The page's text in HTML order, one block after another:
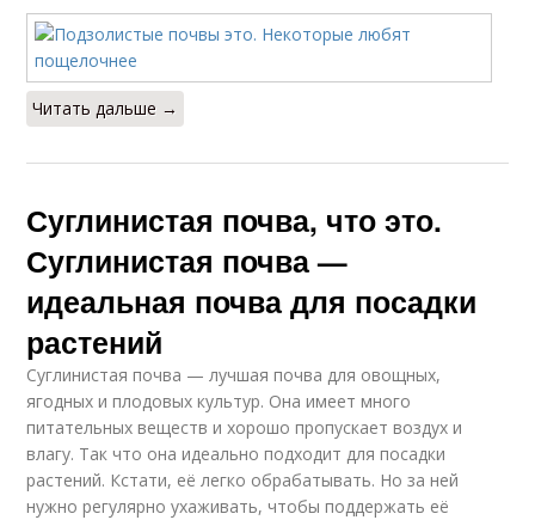
Читать дальше →
Суглинистая почва, что это.
Суглинистая почва —
идеальная почва для посадки
растений
Суглинистая почва — лучшая почва для овощных,
ягодных и плодовых культур. Она имеет много
питательных веществ и хорошо пропускает воздух и
влагу. Так что она идеально подходит для посадки
растений. Кстати, её легко обрабатывать. Но за ней
нужно регулярно ухаживать, чтобы поддержать её